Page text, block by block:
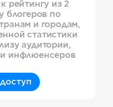
рейтингу из 2
блогеров по
и городам,
статистики
аудитории,
инфлюенсеров